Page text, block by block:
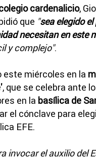
cardenalicio,
que "sea elegido
necesitan en este
y complejo".
este miércoles en la
, que se celebra ante
en la basílica de
el cónclave para
EFE.
invocar el auxilio del